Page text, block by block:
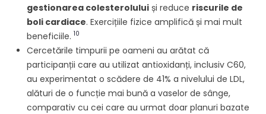
gestionarea colesterolului și reduce riscurile de
boli cardiace. Exercițiile fizice amplifică și mai mult
beneficiile. 10
Cercetările timpurii pe oameni au arătat că
participanții care au utilizat antioxidanți, inclusiv C60,
au experimentat o scădere de 41% a nivelului de LDL,
alături de o funcție mai bună a vaselor de sânge,
comparativ cu cei care au urmat doar planuri bazate